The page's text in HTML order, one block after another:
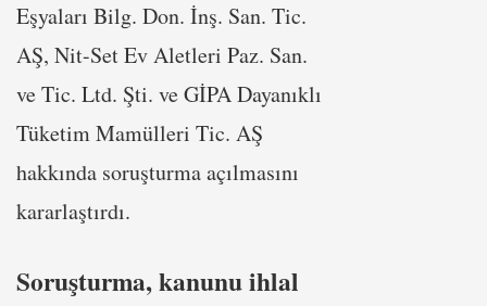
Eşyaları Bilg. Don. İnş. San. Tic.
AŞ, Nit-Set Ev Aletleri Paz. San.
ve Tic. Ltd. Şti. ve GİPA Dayanıklı
Tüketim Mamülleri Tic. AŞ
hakkında soruşturma açılmasını
kararlaştırdı.
Soruşturma, kanunu ihlal